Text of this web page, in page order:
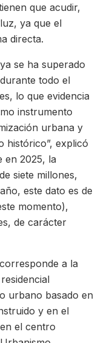
que acudir,
ya que el
directa.
se ha superado
todo el
lo que evidencia
instrumento
urbana y
histórico”, explicó
en 2025, la
siete millones,
este dato es de
momento),
de carácter
a la
urbano basado en
y en el
el centro